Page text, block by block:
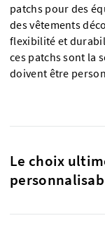
patchs pour des
des vêtements
flexibilité et
ces patchs sont la
doivent être
Le choix